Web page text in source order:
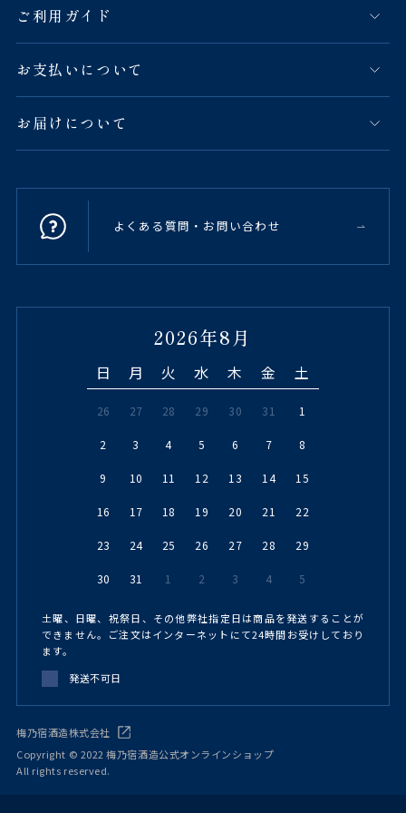
ご利用ガイド
お支払いについて
お届けについて
よくある質問・お問い合わせ
2026年8月
日 月 火 水 木 金 土
26 27 28 29 30 31 1
2 3 4 5 6 7 8
9 10 11 12 13 14 15
16 17 18 19 20 21 22
23 24 25 26 27 28 29
30 31 1 2 3 4 5
土曜、日曜、祝祭日、その他弊社指定日は商品を発送することが
できません。ご注文はインターネットにて24時間お受けしており
ます。
発送不可日
梅乃宿酒造株式会社
Copyright © 2022 梅乃宿酒造公式オンラインショップ
All rights reserved.